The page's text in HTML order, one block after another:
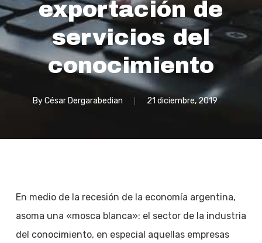
exportación de
servicios del
conocimiento
ByCésar Dergarabedian 21 diciembre, 2019
En medio de la recesión de la economía argentina,
asoma una «mosca blanca»: el sector de la industria
del conocimiento, en especial aquellas empresas